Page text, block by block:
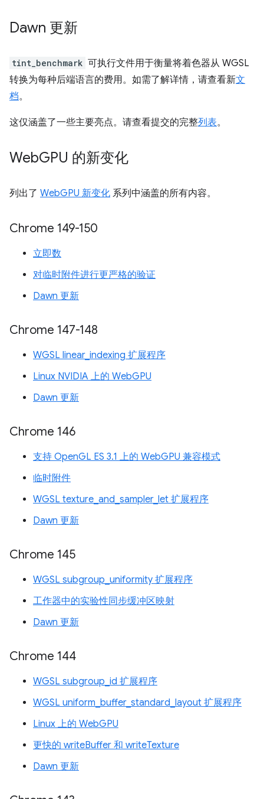
Dawn 更新
tint_benchmark 可执行文件用于衡量将着色器从 WGSL
转换为每种后端语言的费用。如需了解详情，请查看新文
档。
这仅涵盖了一些主要亮点。请查看提交的完整列表。
WebGPU 的新变化
列出了 WebGPU 新变化 系列中涵盖的所有内容。
Chrome 149-150
立即数
对临时附件进行更严格的验证
Dawn 更新
Chrome 147-148
WGSL linear_indexing 扩展程序
Linux NVIDIA 上的 WebGPU
Dawn 更新
Chrome 146
支持 OpenGL ES 3.1 上的 WebGPU 兼容模式
临时附件
WGSL texture_and_sampler_let 扩展程序
Dawn 更新
Chrome 145
WGSL subgroup_uniformity 扩展程序
工作器中的实验性同步缓冲区映射
Dawn 更新
Chrome 144
WGSL subgroup_id 扩展程序
WGSL uniform_buffer_standard_layout 扩展程序
Linux 上的 WebGPU
更快的 writeBuffer 和 writeTexture
Dawn 更新